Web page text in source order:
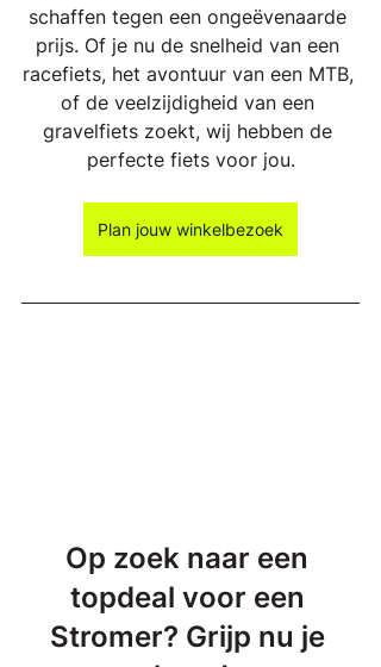
schaffen tegen een ongeëvenaarde
prijs. Of je nu de snelheid van een
racefiets, het avontuur van een MTB,
of de veelzijdigheid van een
gravelfiets zoekt, wij hebben de
perfecte fiets voor jou.
Plan jouw winkelbezoek
Op zoek naar een
topdeal voor een
Stromer? Grijp nu je